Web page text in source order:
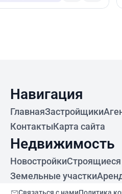
Навигация
ГлавнаяЗастройщики
КонтактыКарта сайта
Недвижимость
Новостройки
Земельные участки